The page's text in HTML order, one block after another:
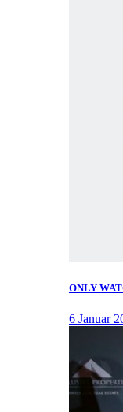
ONLY
6 Januar